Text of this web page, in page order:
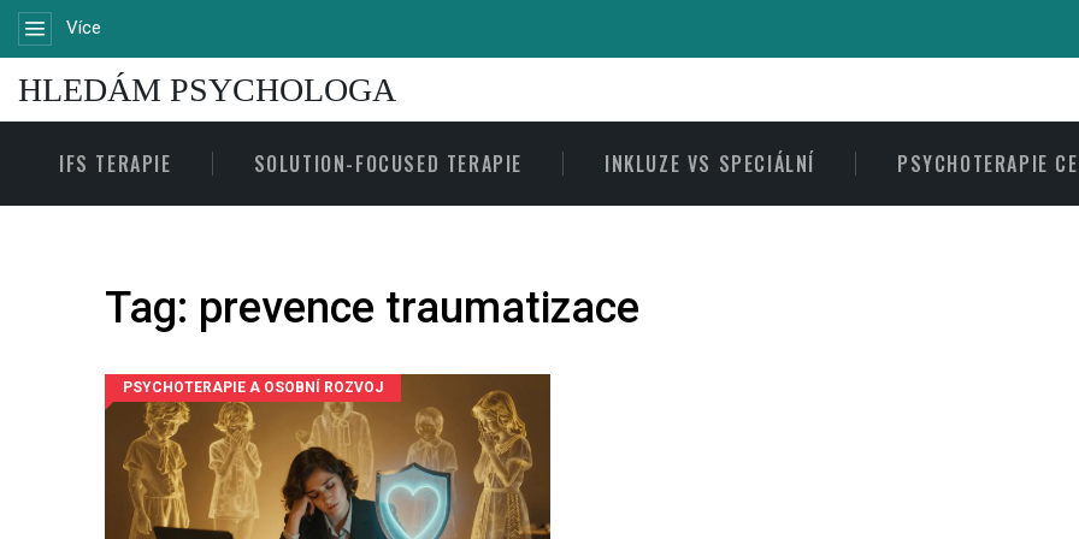
Více
HLEDÁM PSYCHOLOGA
IFS TERAPIE SOLUTION-FOCUSED TERAPIE INKLUZE VS SPECIÁLNÍ PSYCHOTERAPIE
Tag: prevence traumatizace
PSYCHOTERAPIE A OSOBNÍ ROZVOJ